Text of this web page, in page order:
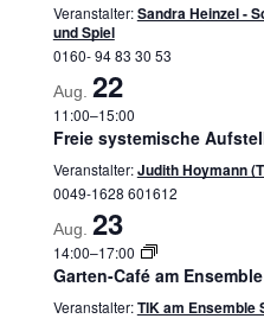
Veranstalter:Sandra Heinzel -
und Spiel
0160- 94 83 30 53
Aug. 22
11:00–15:00
Freie systemische
Veranstalter:Judith Hoymann
0049-1628 601612
Aug. 23
14:00–17:00
Garten-Café am
Veranstalter:TIK am Ensemble